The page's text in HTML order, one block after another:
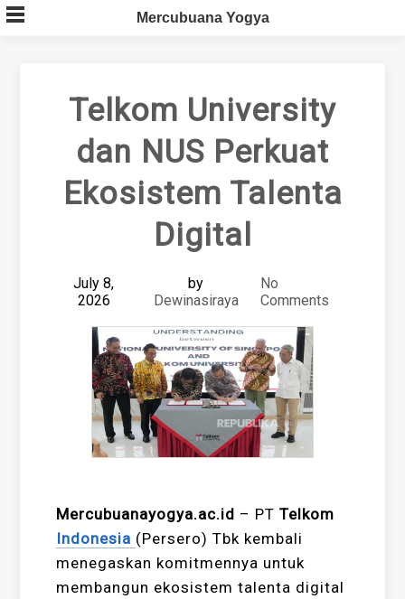
Skip
to
Mercubuana Yogya
Telkom University
dan NUS Perkuat
Ekosistem Talenta
Digital
July 8,
2026
by
Dewinasiraya
No
Comments
Mercubuanayogya.ac.id – PTTelkom
Indonesia (Persero) Tbk kembali
menegaskan komitmennya untuk
membangun ekosistem talenta digital